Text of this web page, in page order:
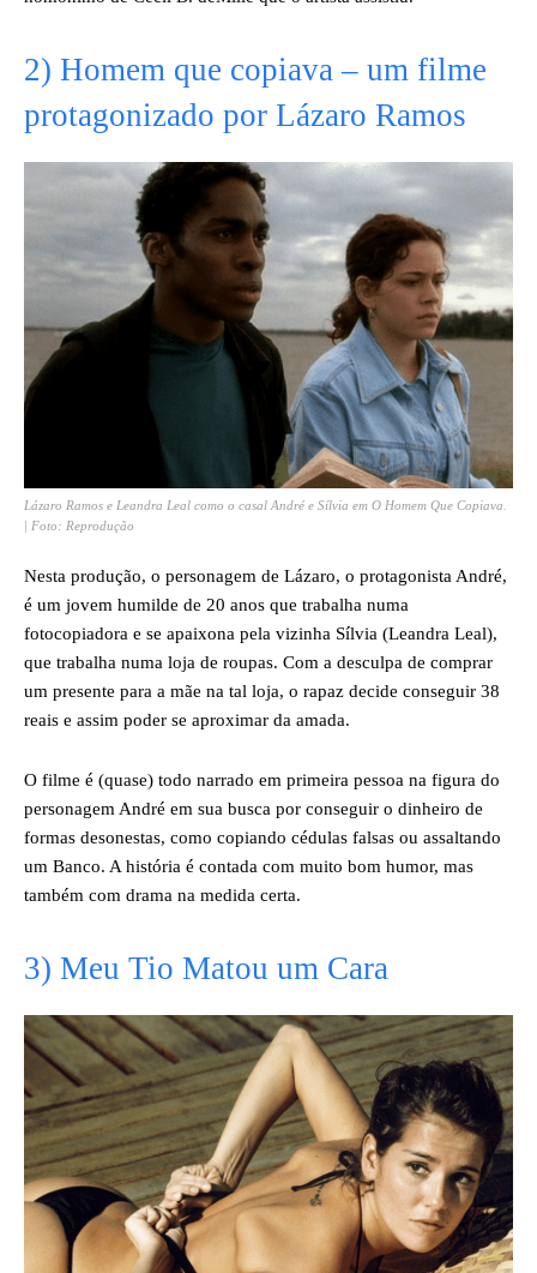
2) Homem que copiava – um filme
protagonizado por Lázaro Ramos
Lázaro Ramos e Leandra Leal como o casal André e Sílvia em O Homem Que Copiava.
| Foto: Reprodução
Nesta produção, o personagem de Lázaro, o protagonista André,
é um jovem humilde de 20 anos que trabalha numa
fotocopiadora e se apaixona pela vizinha Sílvia (Leandra Leal),
que trabalha numa loja de roupas. Com a desculpa de comprar
um presente para a mãe na tal loja, o rapaz decide conseguir 38
reais e assim poder se aproximar da amada.
O filme é (quase) todo narrado em primeira pessoa na figura do
personagem André em sua busca por conseguir o dinheiro de
formas desonestas, como copiando cédulas falsas ou assaltando
um Banco. A história é contada com muito bom humor, mas
também com drama na medida certa.
3) Meu Tio Matou um Cara